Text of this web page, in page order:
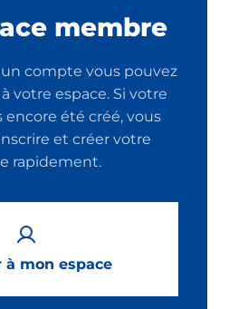
membre
un compte vous pouvez
votre espace. Si votre
été créé, vous
et créer votre
rapidement.
à mon espace